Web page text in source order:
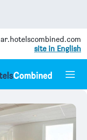
ar.hotelscombined.com
site in English